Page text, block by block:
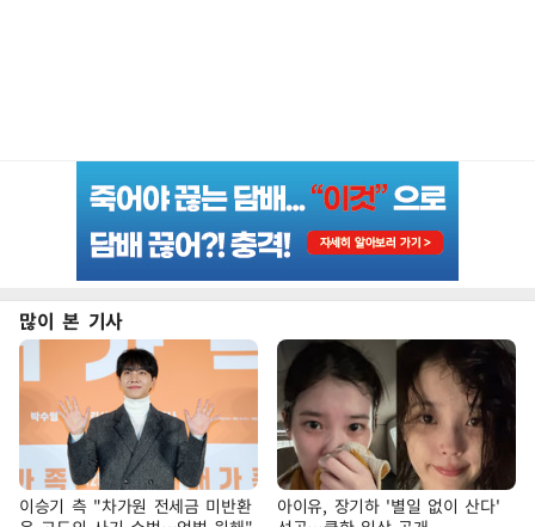
많이 본 기사
이승기 측 "차가원 전세금 미반환
아이유, 장기하 '별일 없이 산다'